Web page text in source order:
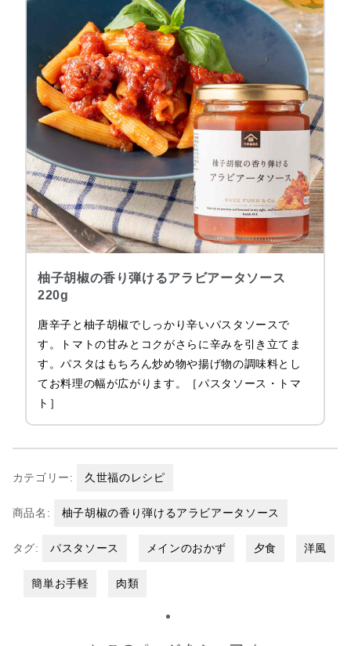
柚子胡椒の香り弾けるアラビアータソース
220g
唐辛子と柚子胡椒でしっかり辛いパスタソースで
す。トマトの甘みとコクがさらに辛みを引き立てま
す。パスタはもちろん炒め物や揚げ物の調味料とし
てお料理の幅が広がります。［パスタソース・トマ
ト］
カテゴリー: 久世福のレシピ
商品名: 柚子胡椒の香り弾けるアラビアータソース
タグ: パスタソース メインのおかず 夕食 洋風
簡単お手軽 肉類